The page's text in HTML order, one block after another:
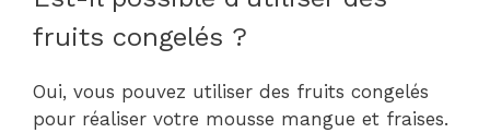
fruits congelés ?
Oui, vous pouvez utiliser des fruits congelés
pour réaliser votre mousse mangue et fraises.